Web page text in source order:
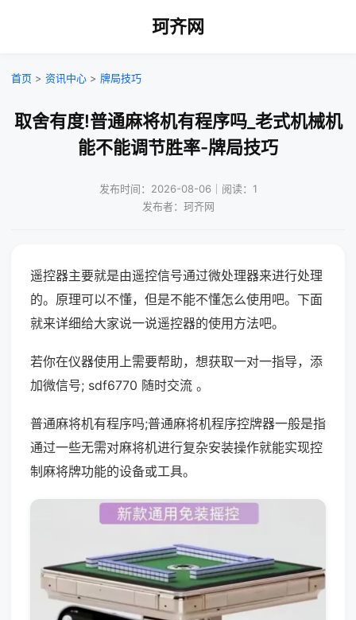
珂齐网
首页 > 资讯中心 > 牌局技巧
取舍有度!普通麻将机有程序吗_老式机械机
能不能调节胜率-牌局技巧
发布时间：2026-08-06｜阅读：1
发布者：珂齐网
遥控器主要就是由遥控信号通过微处理器来进行处理
的。原理可以不懂，但是不能不懂怎么使用吧。下面
就来详细给大家说一说遥控器的使用方法吧。
若你在仪器使用上需要帮助，想获取一对一指导，添
加微信号; sdf6770 随时交流 。
普通麻将机有程序吗;普通麻将机程序控牌器一般是指
通过一些无需对麻将机进行复杂安装操作就能实现控
制麻将牌功能的设备或工具。